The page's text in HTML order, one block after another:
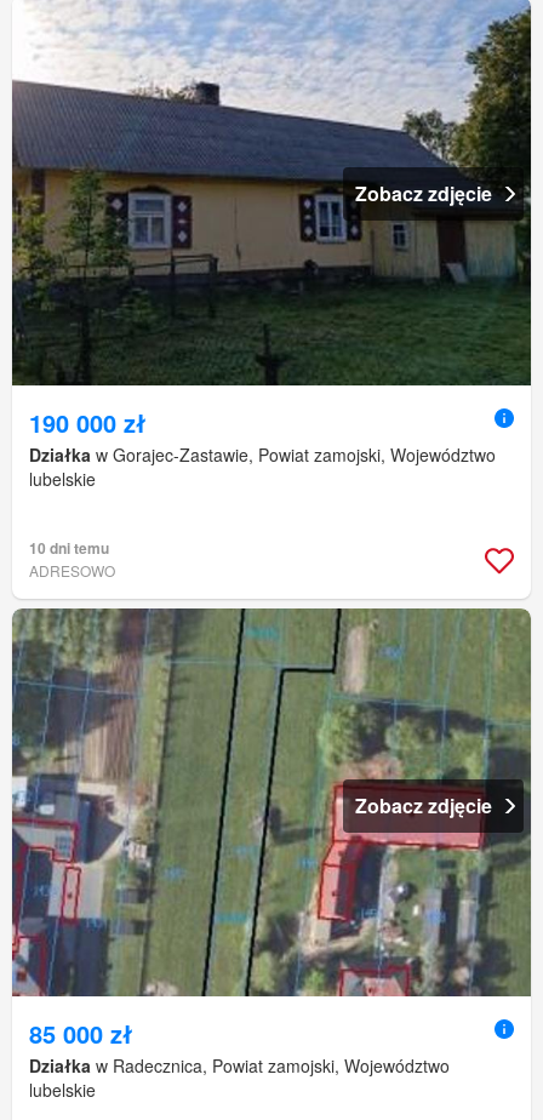
Zobacz zdjęcie
190 000 zł
Działka w Gorajec-Zastawie, Powiat zamojski, Województwo
lubelskie
10 dni temu
ADRESOWO
Zobacz zdjęcie
85 000 zł
Działka w Radecznica, Powiat zamojski, Województwo
lubelskie